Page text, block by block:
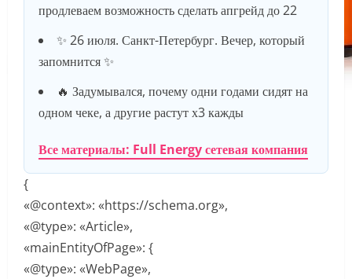
продлеваем возможность сделать апгрейд до 22
✨ 26 июля. Санкт-Петербург. Вечер, который
запомнится ✨
🔥 Задумывался, почему одни годами сидят на
одном чеке, а другие растут х3 кажды
Все материалы: Full Energy сетевая компания
{
«@context»: «https://schema.org»,
«@type»: «Article»,
«mainEntityOfPage»: {
«@type»: «WebPage»,